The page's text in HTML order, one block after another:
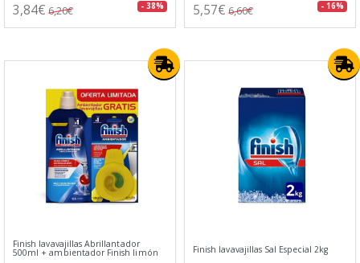
3,84€ 6,20€ - 38% 5,57€ 6,60€ - 16%
Finish lavavajillas Abrillantador
500ml + ambientador Finish limón Finish lavavajillas Sal Especial 2kg